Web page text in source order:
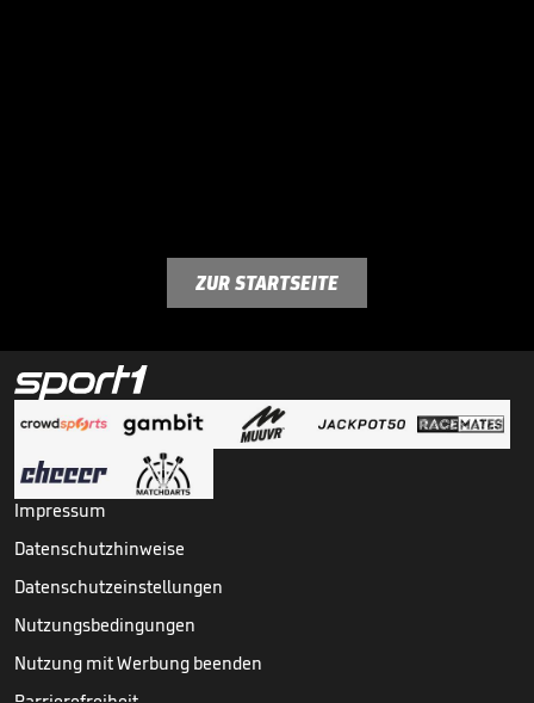
ZUR STARTSEITE
Impressum
Datenschutzhinweise
Datenschutzeinstellungen
Nutzungsbedingungen
Nutzung mit Werbung beenden